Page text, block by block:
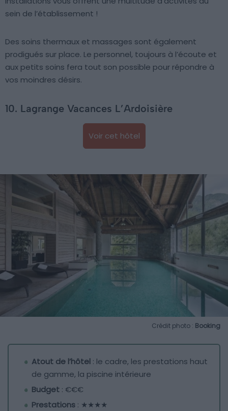
sein de l’établissement !
Des soins thermaux et massages sont également
prodigués sur place. Le personnel, toujours à l’écoute et
aux petits soins fera tout son possible pour répondre à
vos moindres désirs.
10. Lagrange Vacances L’Ardoisière
Voir cet hôtel
Crédit photo : Booking
Atout de l’hôtel : le cadre, les prestations haut
de gamme, la piscine intérieure
Budget : €€€
Prestations : ★★★★